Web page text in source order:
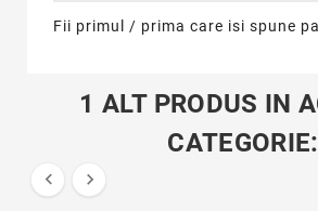
Fii primul / prima care isi spune
1 ALT PRODUS IN
CATEGORIE:
 